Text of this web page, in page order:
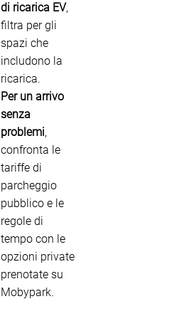
di ricarica EV,
filtra per gli
spazi che
includono la
ricarica.
Per un arrivo
senza
problemi,
confronta le
tariffe di
parcheggio
pubblico e le
regole di
tempo con le
opzioni private
prenotate su
Mobypark.